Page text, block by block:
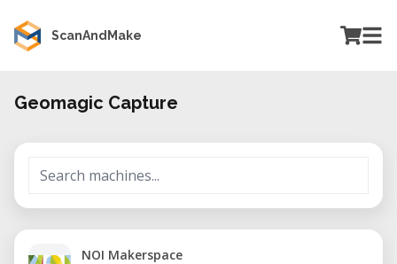
ScanAndMake
Geomagic Capture
NOI Makerspace